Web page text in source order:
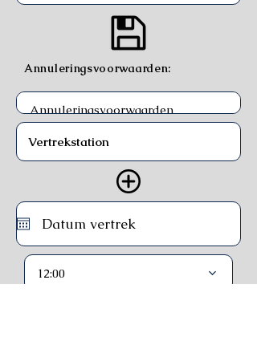
Annuleringsvoorwaarden:
12:00